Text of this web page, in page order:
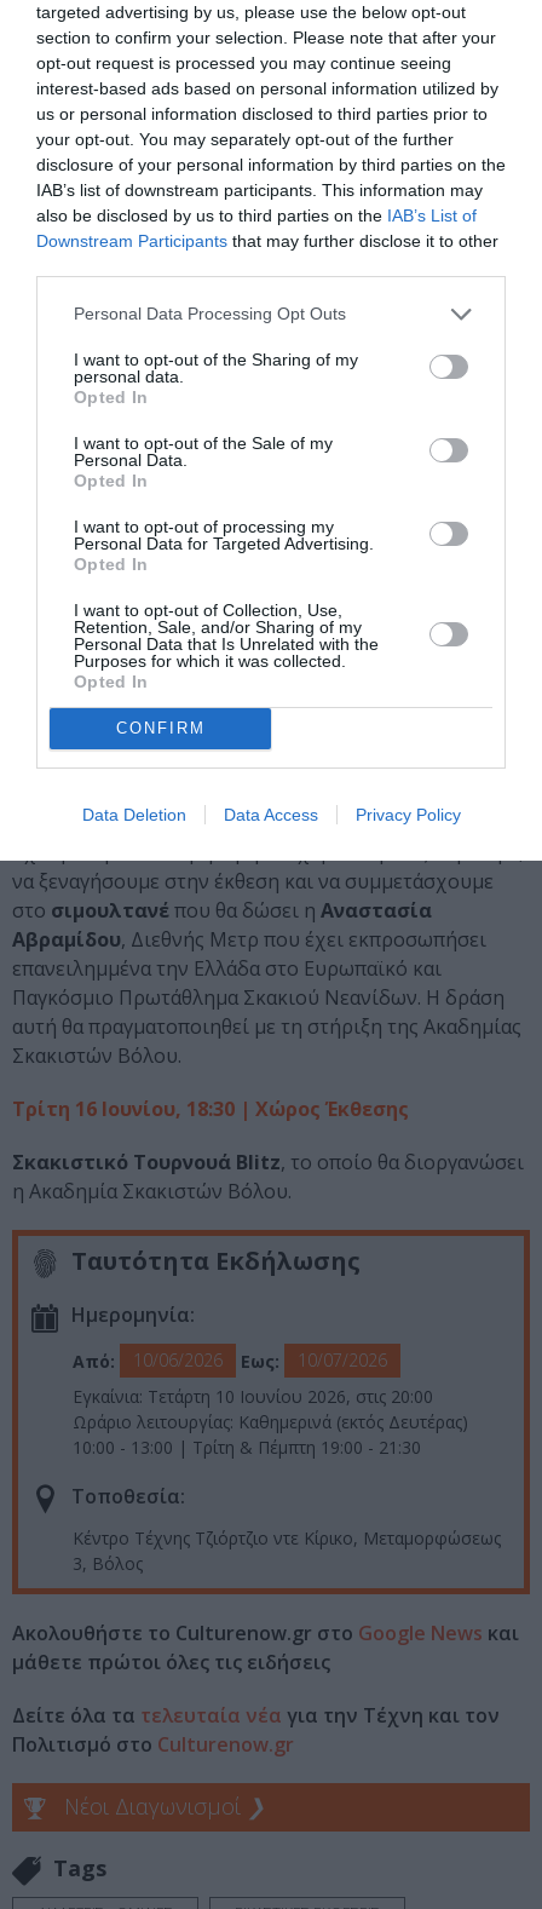
targeted advertising by us, please use the below opt-out
section to confirm your selection. Please note that after your
opt-out request is processed you may continue seeing
interest-based ads based on personal information utilized by
us or personal information disclosed to third parties prior to
your opt-out. You may separately opt-out of the further
disclosure of your personal information by third parties on the
IAB’s list of downstream participants. This information may
also be disclosed by us to third parties on the IAB’s List of
Downstream Participants that may further disclose it to other
Personal Data Processing Opt Outs
I want to opt-out of the Sharing of my
personal data.
Opted In
I want to opt-out of the Sale of my
Personal Data.
Opted In
I want to opt-out of processing my
Personal Data for Targeted Advertising.
Opted In
I want to opt-out of Collection, Use,
Retention, Sale, and/or Sharing of my
Personal Data that Is Unrelated with the
Purposes for which it was collected.
Opted In
CONFIRM
Data Deletion Data Access Privacy Policy
#958,154 in Books
#261 in Music Appreciation
#884 in Board Games
#1,027 in Chess
Έλαβε το 1ο βραβείο για την εργασία του συνολικά από
την Ακαδημία Musichess στη Μαδρίτη το 2018.
Πραγματοποίησε σχετική πιανιστική διάλεξη την ίδια
Αθηνών, στη Μουσική Βιβλιοθήκη «Λίλιαν Βουδούρη»,
στο πλαίσιο της Νύχτας Πολιτισμού που είχε
διοργανώσει το Athens Culture Net, ενώ έχει δώσει
ανάλογες ομιλίες και συνεντεύξεις στο εξωτερικό, με
πιο πρόσφατη αυτή στη γερμανική ραδιοφωνία (SWR2).
To 2025 διοργάνωσε και επιμελήθηκε την έκθεση «Το
σκάκι ως αντικείμενο Τέχνης» στο Μέγαρο Μουσικής
Αθηνών, με σκακιστικό υλικό απ’ όλο τον κόσμο.
Πρόκειται για την πρώτη έκθεση τέτοιου είδους που
πραγματοποιήθηκε στην Ελλάδα, με μεγάλη επιτυχία.
Ανάμεσα στα εκθέματα και δύο δικές του δημιουργίες,
τα σετ Άναξ και Αρσινόη.
Διδάσκει μουσική και σκάκι στο Μουσικό Σχολείο
Παλλήνης.
Κυριακή 14 Ιουνίου, 17:00 | Χώρος Έκθεσης
να ξεναγήσουμε στην έκθεση και να συμμετάσχουμε
στο σιμουλτανέπου θα δώσει η Αναστασία
Αβραμίδου, Διεθνής Μετρ που έχει εκπροσωπήσει
επανειλημμένα την Ελλάδα στο Ευρωπαϊκό και
Παγκόσμιο Πρωτάθλημα Σκακιού Νεανίδων. Η δράση
αυτή θα πραγματοποιηθεί με τη στήριξη της Ακαδημίας
Σκακιστών Βόλου.
Τρίτη 16 Ιουνίου, 18:30 | Χώρος Έκθεσης
Σκακιστικό Τουρνουά Blitz, το οποίο θα διοργανώσει
η Ακαδημία Σκακιστών Βόλου.
Ταυτότητα Εκδήλωσης
Ημερομηνία:
Από: 10/06/2026 Εως:
10/07/2026
Εγκαίνια: Τετάρτη 10 Ιουνίου 2026, στις 20:00
Ωράριο λειτουργίας: Καθημερινά (εκτός Δευτέρας)
10:00 - 13:00 | Τρίτη & Πέμπτη 19:00 - 21:30
Τοποθεσία:
Κέντρο Τέχνης Τζιόρτζιο ντε Κίρικο, Μεταμορφώσεως
3, Βόλος
Ακολουθήστε το Culturenow.gr στο Google News και
μάθετε πρώτοι όλες τις ειδήσεις
Δείτε όλα τα τελευταία νέα για την Τέχνη και τον
Πολιτισμό στο Culturenow.gr
Νέοι Διαγωνισμοί ❯
Tags